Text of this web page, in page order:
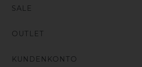
SALE
OUTLET
KUNDENKONTO